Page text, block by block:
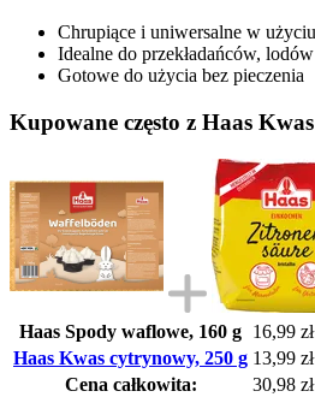
Chrupiące i uniwersalne w użyciu
Idealne do przekładańców,
Gotowe do użycia bez pieczenia
Kupowane często z Haas
Haas Spody waflowe, 160 g 16,99 zł
Haas Kwas cytrynowy, 250 g 13,99 zł
Cena całkowita:
30,98 zł